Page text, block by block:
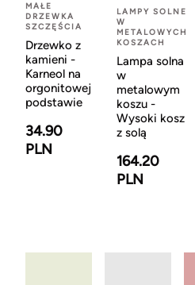
MAŁE
DRZEWKA
SZCZĘŚCIA
Drzewko z
kamieni -
Karneol na
orgonitowej
podstawie
34.90
PLN
LAMPY SOLNE
W
METALOWYCH
KOSZACH
Lampa solna
w
metalowym
koszu -
Wysoki kosz
z solą
164.20
PLN